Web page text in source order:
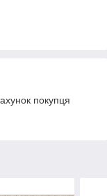
покупця